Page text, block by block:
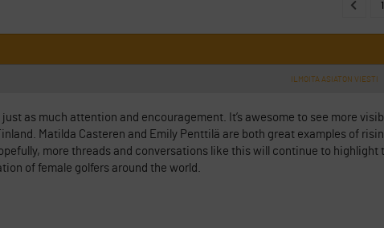
1
ILMOITA ASIATON VIESTI
as much attention and encouragement. It’s awesome to see more
Matilda Casteren and Emily Penttilä are both great examples of
more threads and conversations like this will continue to highlight
of female golfers around the world.